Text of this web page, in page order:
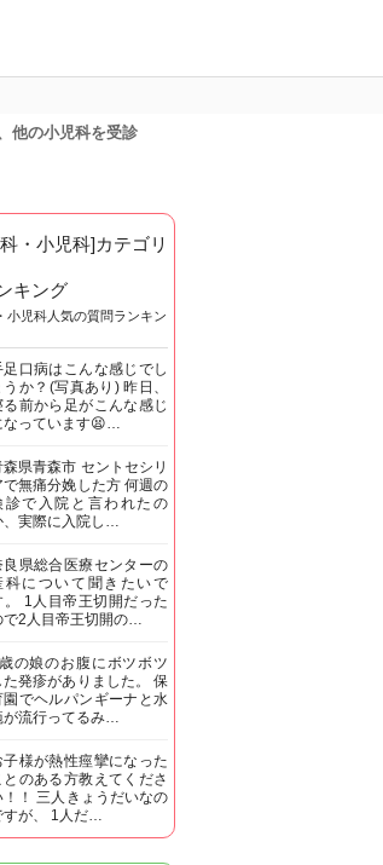
他の小児科を受診
・小児科]カテゴリ
キング
小児科人気の質問ランキン
足口病はこんな感じでし
うか？(写真あり) 昨日、
る前から足がこんな感じ
なっています😫…
森県青森市 セントセシリ
で無痛分娩した方 何週の
診で入院と言われたの
、実際に入院し…
良県総合医療センターの
科について聞きたいで
。 1人目帝王切開だった
で2人目帝王切開の…
の娘のお腹にボツボツ
た発疹がありました。 保
園でヘルパンギーナと水
が流行ってるみ…
子様が熱性痙攣になった
とのある方教えてくださ
！！ 三人きょうだいなの
すが、 1人だ…